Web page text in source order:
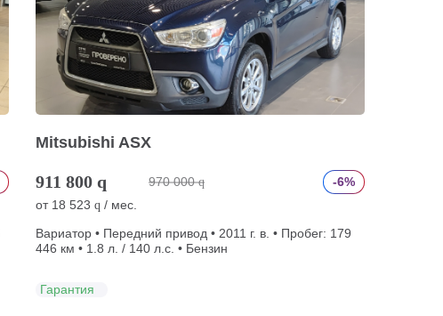
Mitsubishi ASX
911 800 q 970 000 q
-6%
от 18 523 q / мес.
Вариатор • Передний привод • 2011 г. в. • Пробег: 179
446 км • 1.8 л. / 140 л.с. • Бензин
Гарантия